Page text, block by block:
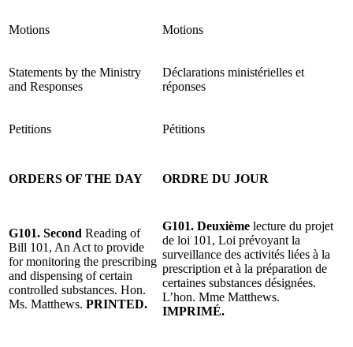
Motions Motions
Statements by the Ministry
and Responses
Déclarations ministérielles et
réponses
Petitions Pétitions
ORDERS OF THE DAY ORDRE DU JOUR
G101. Second Reading of
Bill 101, An Act to provide
for monitoring the prescribing
and dispensing of certain
controlled substances. Hon.
Ms. Matthews. PRINTED.
G101. Deuxième lecture du projet
de loi 101, Loi prévoyant la
surveillance des activités liées à la
prescription et à la préparation de
certaines substances désignées.
L’hon. Mme Matthews.
IMPRIMÉ.